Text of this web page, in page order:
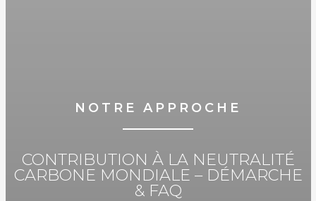
NOTRE APPROCHE
CONTRIBUTION À LA NEUTRALITÉ
CARBONE MONDIALE – DÉMARCHE
& FAQ